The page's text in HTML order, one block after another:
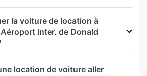
la voiture de location à
Inter. de Donald
location de voiture aller